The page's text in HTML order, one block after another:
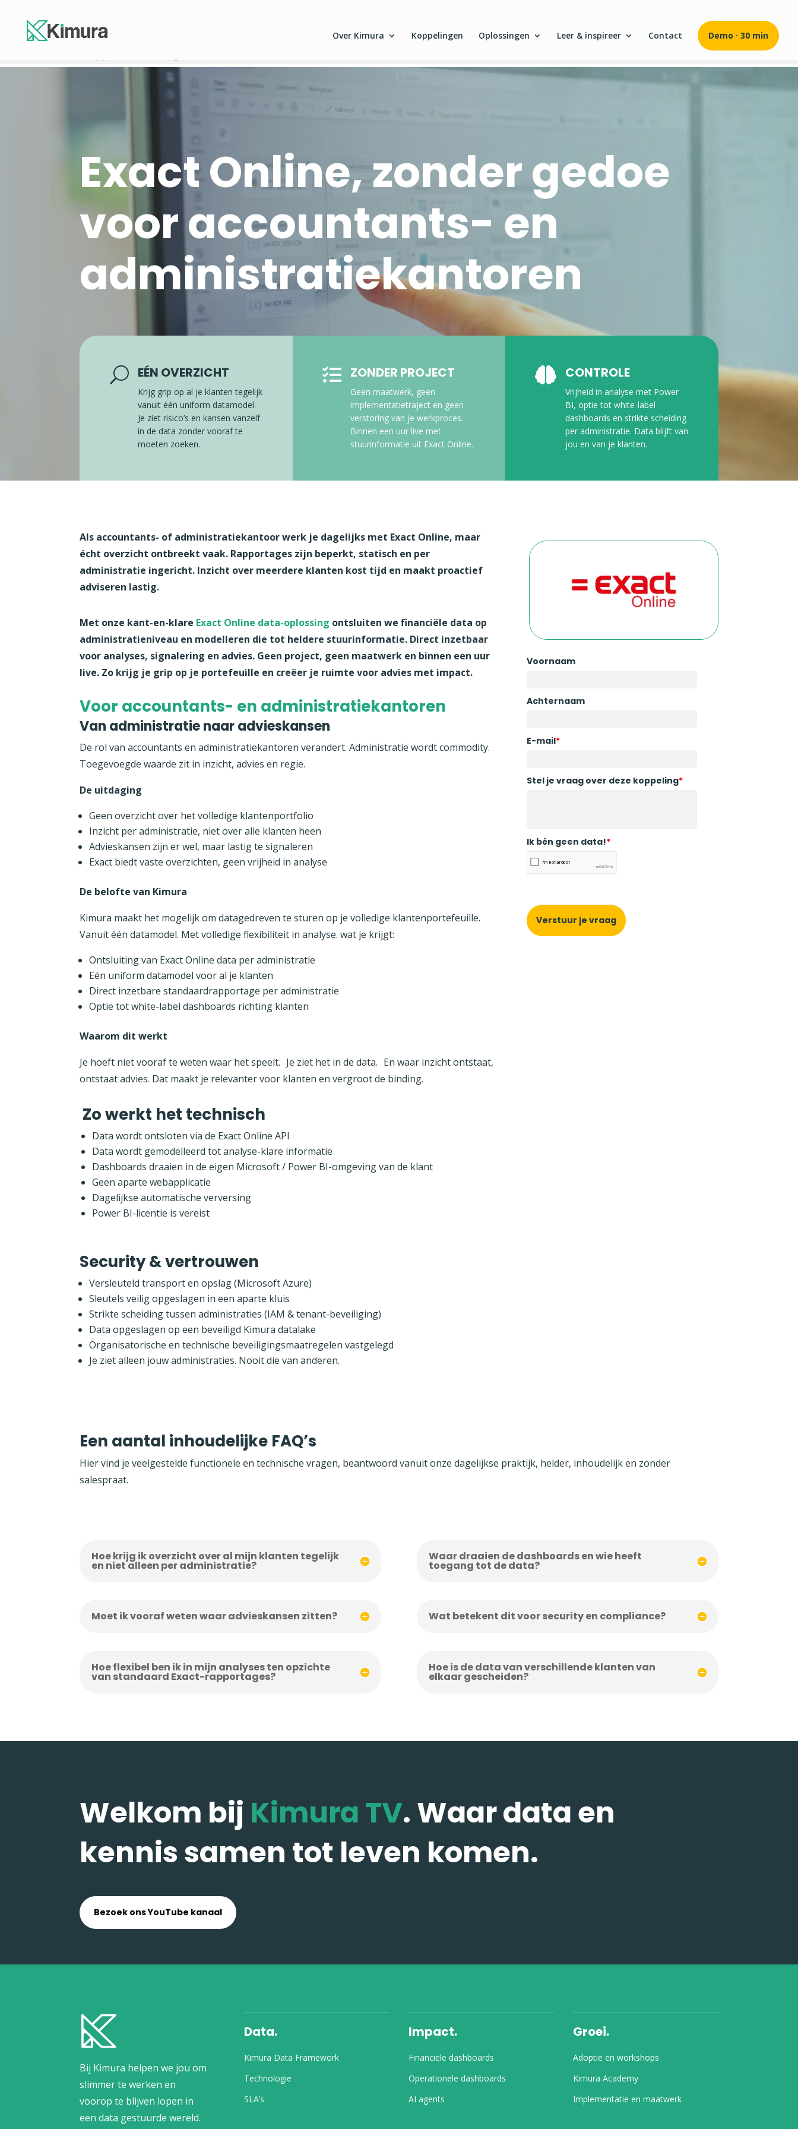
Over Kimura Koppelingen Oplossingen Leer & inspireer Contact Demo · 30 min
Exact Online, zonder gedoe
voor accountants- en
administratiekantoren
U EÉN OVERZICHT
Krijg grip op al je klanten tegelijk
vanuit één uniform datamodel.
Je ziet risico’s en kansen vanzelf
in de data zonder vooraf te
moeten zoeken.
 ZONDER PROJECT
Geen maatwerk, geen
implementatietraject en geen
verstoring van je werkproces.
Binnen een uur live met
stuurinformatie uit Exact Online.
 CONTROLE
Vrijheid in analyse met Power
BI, optie tot white-label
dashboards en strikte scheiding
per administratie. Data blijft van
jou en van je klanten.
Als accountants- of administratiekantoor werk je dagelijks met Exact Online, maar
écht overzicht ontbreekt vaak. Rapportages zijn beperkt, statisch en per
administratie ingericht. Inzicht over meerdere klanten kost tijd en maakt proactief
adviseren lastig.
Met onze kant-en-klare Exact Online data-oplossing ontsluiten we financiële data op
administratieniveau en modelleren die tot heldere stuurinformatie. Direct inzetbaar
voor analyses, signalering en advies. Geen project, geen maatwerk en binnen een uur
live. Zo krijg je grip op je portefeuille en creëer je ruimte voor advies met impact.
Voor accountants- en administratiekantoren
Van administratie naar advieskansen
De rol van accountants en administratiekantoren verandert. Administratie wordt commodity.
Toegevoegde waarde zit in inzicht, advies en regie.
De uitdaging
Geen overzicht over het volledige klantenportfolio
Inzicht per administratie, niet over alle klanten heen
Advieskansen zijn er wel, maar lastig te signaleren
Exact biedt vaste overzichten, geen vrijheid in analyse
De belofte van Kimura
Kimura maakt het mogelijk om datagedreven te sturen op je volledige klantenportefeuille.
Vanuit één datamodel. Met volledige flexibiliteit in analyse. wat je krijgt:
Ontsluiting van Exact Online data per administratie
Eén uniform datamodel voor al je klanten
Direct inzetbare standaardrapportage per administratie
Optie tot white-label dashboards richting klanten
Waarom dit werkt
Je hoeft niet vooraf te weten waar het speelt. Je ziet het in de data. En waar inzicht ontstaat,
ontstaat advies. Dat maakt je relevanter voor klanten en vergroot de binding.
Zo werkt het technisch
Data wordt ontsloten via de Exact Online API
Data wordt gemodelleerd tot analyse-klare informatie
Dashboards draaien in de eigen Microsoft / Power BI-omgeving van de klant
Geen aparte webapplicatie
Dagelijkse automatische verversing
Power BI-licentie is vereist
Security & vertrouwen
Versleuteld transport en opslag (Microsoft Azure)
Sleutels veilig opgeslagen in een aparte kluis
Strikte scheiding tussen administraties (IAM & tenant-beveiliging)
Data opgeslagen op een beveiligd Kimura datalake
Organisatorische en technische beveiligingsmaatregelen vastgelegd
Je ziet alleen jouw administraties. Nooit die van anderen.
Voornaam
Achternaam
E-mail*
Stel je vraag over deze koppeling*
Ik bén geen data!*
Verstuur je vraag
Een aantal inhoudelijke FAQ’s
Hier vind je veelgestelde functionele en technische vragen, beantwoord vanuit onze dagelijkse praktijk, helder, inhoudelijk en zonder
salespraat.
Hoe krijg ik overzicht over al mijn klanten tegelijk
en niet alleen per administratie?
Moet ik vooraf weten waar advieskansen zitten?
Hoe flexibel ben ik in mijn analyses ten opzichte
van standaard Exact-rapportages?
Waar draaien de dashboards en wie heeft
toegang tot de data?
Wat betekent dit voor security en compliance?
Hoe is de data van verschillende klanten van
elkaar gescheiden?
Welkom bij Kimura TV. Waar data en
kennis samen tot leven komen.
Bezoek ons YouTube kanaal
Bij Kimura helpen we jou om
slimmer te werken en
voorop te blijven lopen in
een data gestuurde wereld.
Data.
Kimura Data Framework
Technologie
SLA’s
Impact.
Financiële dashboards
Operationele dashboards
AI agents
Groei.
Adoptie en workshops
Kimura Academy
Implementatie en maatwerk